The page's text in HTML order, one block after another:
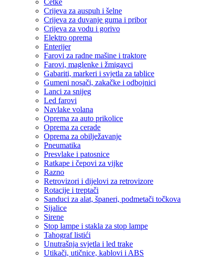
Četke
Crijeva za auspuh i šelne
Crijeva za duvanje guma i pribor
Crijeva za vodu i gorivo
Elektro oprema
Enterijer
Farovi za radne mašine i traktore
Farovi, maglenke i žmigavci
Gabariti, markeri i svjetla za tablice
Gumeni nosači, zakačke i odbojnici
Lanci za snijeg
Led farovi
Navlake volana
Oprema za auto prikolice
Oprema za cerade
Oprema za obilježavanje
Pneumatika
Presvlake i patosnice
Ratkape i čepovi za vijke
Razno
Retrovizori i dijelovi za retrovizore
Rotacije i treptači
Sanduci za alat, španeri, podmetači točkova
Sijalice
Sirene
Stop lampe i stakla za stop lampe
Tahograf listići
Unutrašnja svjetla i led trake
Utikači, utičnice, kablovi i ABS